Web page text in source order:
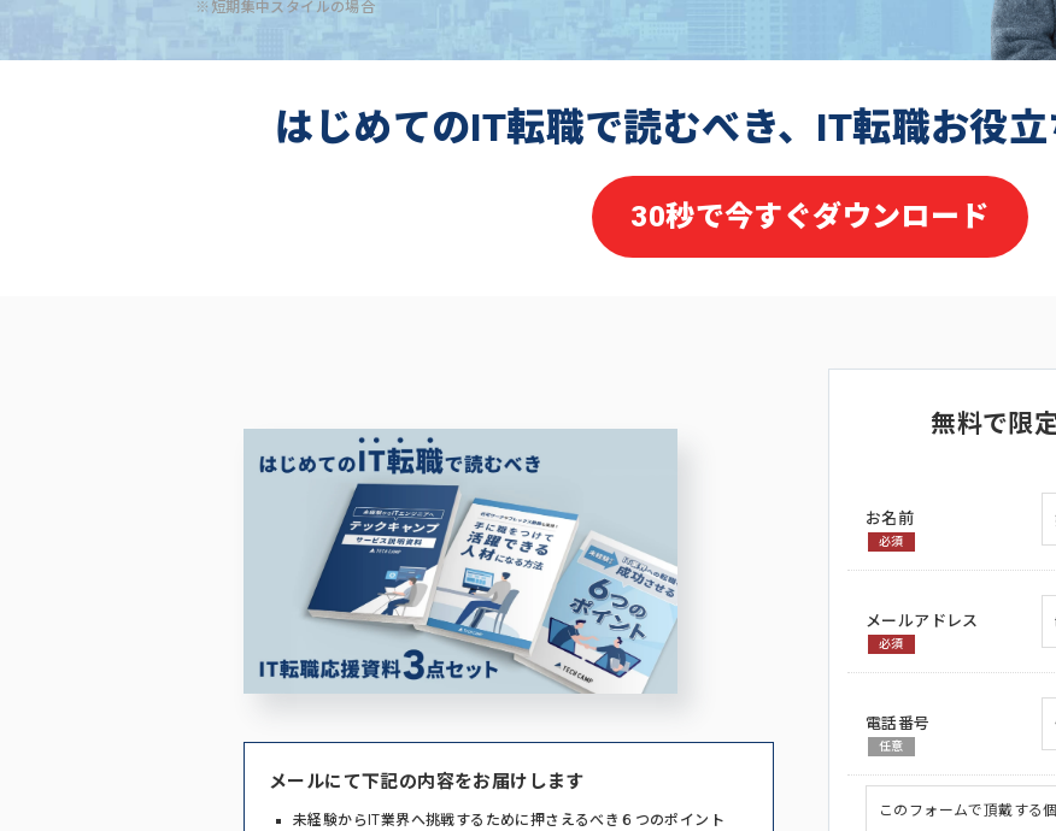
※短期集中スタイルの場合
はじめてのIT転職で読むべき、IT転職お役
30秒で今すぐダウンロード
メールにて下記の内容をお届けします
未経験からIT業界へ挑戦するために押さえるべき６つのポイント
無料で限
お名前
必須
メールアドレス
必須
電話番号
任意
このフォームで頂戴する